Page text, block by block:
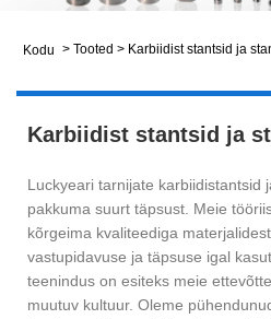
Kodu > Tooted > Karbiidist stantsid ja
Karbiidist stantsid ja
Luckyeari tarnijate karbiidistantsid
pakkuma suurt täpsust. Meie
kõrgeima kvaliteediga
vastupidavuse ja täpsuse igal
teenindus on esiteks meie
muutuv kultuur. Oleme